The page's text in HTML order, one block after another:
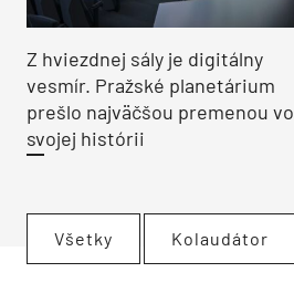
Z hviezdnej sály je digitálny
vesmír. Pražské planetárium
prešlo najväčšou premenou vo
svojej histórii
Všetky Kolaudátor